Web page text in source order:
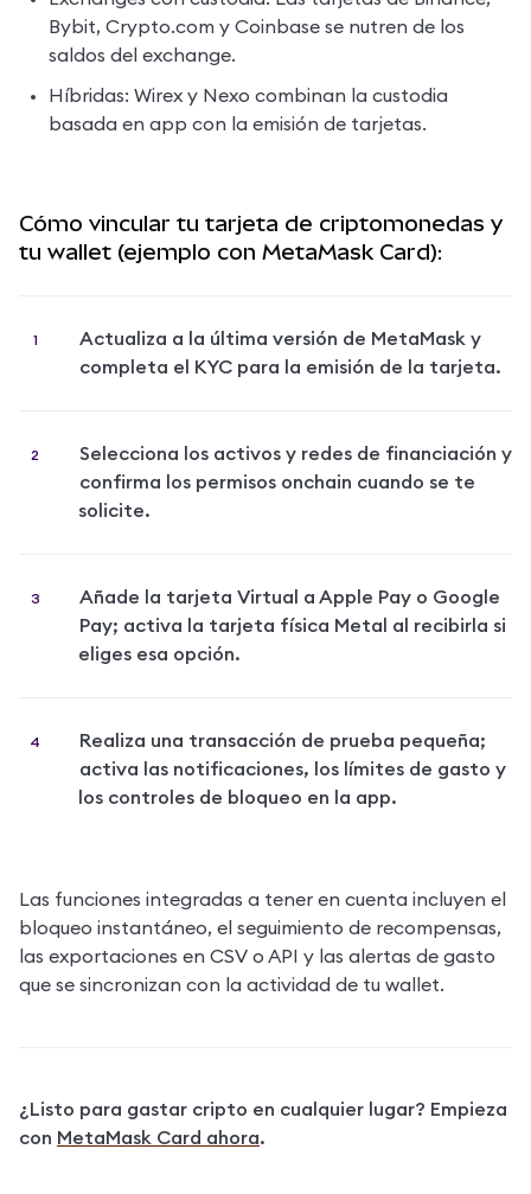
Bybit, Crypto.com y Coinbase se nutren de los
saldos del exchange.
Híbridas: Wirex y Nexo combinan la custodia
basada en app con la emisión de tarjetas.
Cómo vincular tu tarjeta de criptomonedas y
tu wallet (ejemplo con MetaMask Card):
Actualiza a la última versión de MetaMask y
completa el KYC para la emisión de la tarjeta.
Selecciona los activos y redes de financiación y
confirma los permisos onchain cuando se te
solicite.
Añade la tarjeta Virtual a Apple Pay o Google
Pay; activa la tarjeta física Metal al recibirla si
eliges esa opción.
Realiza una transacción de prueba pequeña;
activa las notificaciones, los límites de gasto y
los controles de bloqueo en la app.
Las funciones integradas a tener en cuenta incluyen el
bloqueo instantáneo, el seguimiento de recompensas,
las exportaciones en CSV o API y las alertas de gasto
que se sincronizan con la actividad de tu wallet.
¿Listo para gastar cripto en cualquier lugar? Empieza
con MetaMask Card ahora.